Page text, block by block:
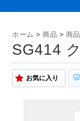
ホーム > 商品 > 商
SG414
お気に入り